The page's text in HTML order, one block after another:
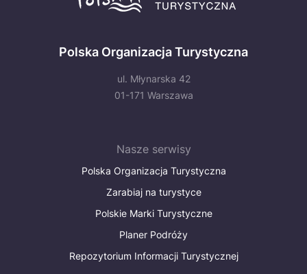
Polska Organizacja Turystyczna
ul. Młynarska 42
01-171 Warszawa
Nasze serwisy
Polska Organizacja Turystyczna
Zarabiaj na turystyce
Polskie Marki Turystyczne
Planer Podróży
Repozytorium Informacji Turystycznej